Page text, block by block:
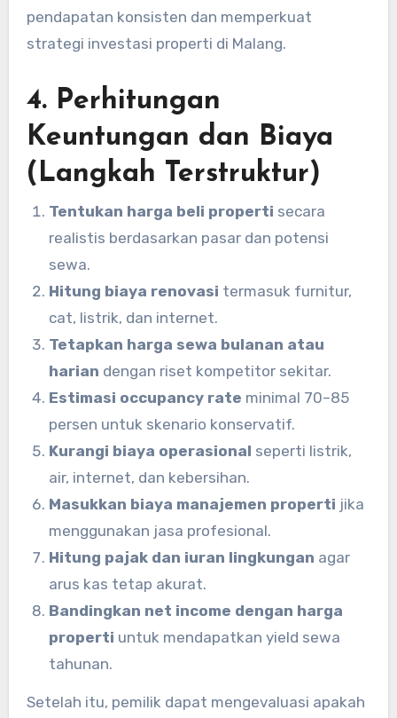
pendapatan konsisten dan memperkuat
strategi investasi properti di Malang.
4. Perhitungan
Keuntungan dan Biaya
(Langkah Terstruktur)
Tentukan harga beli properti secara
realistis berdasarkan pasar dan potensi
sewa.
Hitung biaya renovasi termasuk furnitur,
cat, listrik, dan internet.
Tetapkan harga sewa bulanan atau
harian dengan riset kompetitor sekitar.
Estimasi occupancy rate minimal 70–85
persen untuk skenario konservatif.
Kurangi biaya operasional seperti listrik,
air, internet, dan kebersihan.
Masukkan biaya manajemen properti jika
menggunakan jasa profesional.
Hitung pajak dan iuran lingkungan agar
arus kas tetap akurat.
Bandingkan net income dengan harga
properti untuk mendapatkan yield sewa
tahunan.
Setelah itu, pemilik dapat mengevaluasi apakah